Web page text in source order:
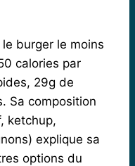
burger le moins
calories par
29g de
Sa composition
ketchup,
explique sa
options du